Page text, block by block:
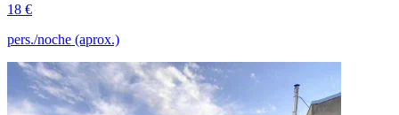
18 €
pers./noche (aprox.)